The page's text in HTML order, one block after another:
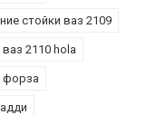
стойки ваз 2109
2110 hola
форза